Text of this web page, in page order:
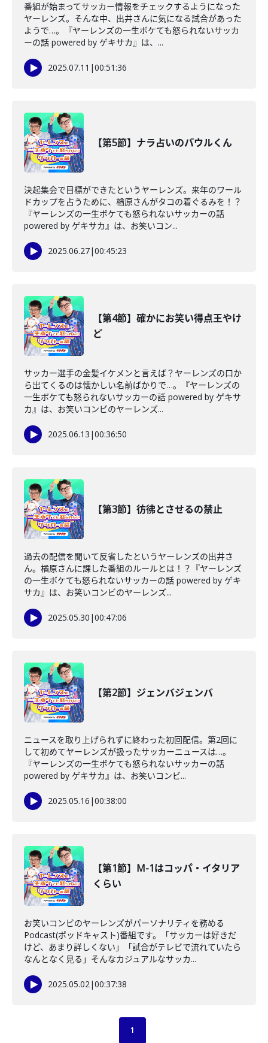
番組が始まってサッカー情報をチェックするようになった
ヤーレンズ。そんな中、出井さんに気になる試合があった
ようで…。『ヤーレンズの一生ボケても怒られないサッカ
ーの話 powered by ゲキサカ』は、...
2025.07.11 |00:51:36
【第5節】ナラ占いのパウルくん
決起集会で目標ができたというヤーレンズ。来年のワール
ドカップを占うために、楢原さんがタコの着ぐるみを！？
『ヤーレンズの一生ボケても怒られないサッカーの話
powered by ゲキサカ』は、お笑いコン...
2025.06.27|00:45:23
【第4節】確かにお笑い得点王やけ
ど
サッカー選手の金髪イケメンと言えば？ヤーレンズの口か
ら出てくるのは懐かしい名前ばかりで…。『ヤーレンズの
一生ボケても怒られないサッカーの話 powered by ゲキサ
カ』は、お笑いコンビのヤーレンズ...
2025.06.13 |00:36:50
【第3節】彷彿とさせるの禁止
過去の配信を聞いて反省したというヤーレンズの出井さ
ん。楢原さんに課した番組のルールとは！？『ヤーレンズ
の一生ボケても怒られないサッカーの話 powered by ゲキ
サカ』は、お笑いコンビのヤーレンズ...
2025.05.30 |00:47:06
【第2節】ジェンバジェンバ
ニュースを取り上げられずに終わった初回配信。第2回に
して初めてヤーレンズが扱ったサッカーニュースは…。
『ヤーレンズの一生ボケても怒られないサッカーの話
powered by ゲキサカ』は、お笑いコンビ...
2025.05.16 |00:38:00
【第1節】M-1はコッパ・イタリア
くらい
お笑いコンビのヤーレンズがパーソナリティを務める
Podcast(ポッドキャスト)番組です。「サッカーは好きだ
けど、あまり詳しくない」「試合がテレビで流れていたら
なんとなく見る」そんなカジュアルなサッカ...
2025.05.02|00:37:38
1